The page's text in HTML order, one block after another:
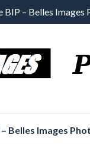
BIP – Belles Images
– Belles Images